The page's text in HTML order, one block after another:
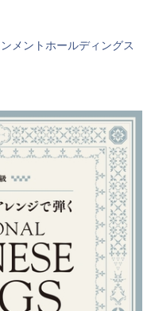
メントホールディングス